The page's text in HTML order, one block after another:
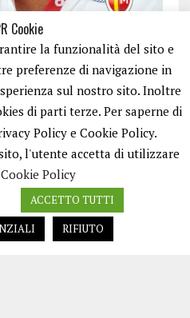
Cookie
la funzionalità del sito e
preferenze di navigazione in
sul nostro sito. Inoltre
di parti terze. Per saperne di
Policy e Cookie Policy.
l'utente accetta di utilizzare
Cookie Policy
ACCETTO TUTTI
RIFIUTO